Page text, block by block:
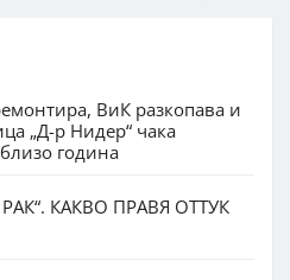
ВиК разкопава и
„Д-р Нидер“ чака
година
КАКВО ПРАВЯ ОТТУК